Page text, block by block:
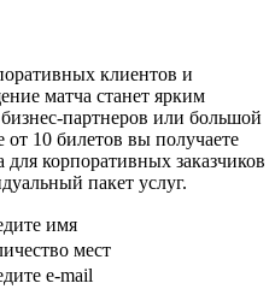
клиентов и
матча станет ярким
партнеров или большой
10 билетов вы получаете
корпоративных заказчиков
пакет услуг.
имя
мест
e-mail